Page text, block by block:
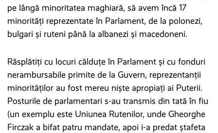
pe lângă minoritatea maghiară, să avem încă 17
minorități reprezentate în Parlament, de la polonezi,
bulgari și ruteni până la albanezi și macedoneni.
Răsplătiți cu locuri călduțe în Parlament și cu fonduri
nerambursabile primite de la Guvern, reprezentanții
minorităților au fost mereu niște apropiați ai Puterii.
Posturile de parlamentari s-au transmis din tată în fiu
(un exemplu este Uniunea Rutenilor, unde Gheorghe
Firczak a bifat patru mandate, apoi i-a predat ștafeta